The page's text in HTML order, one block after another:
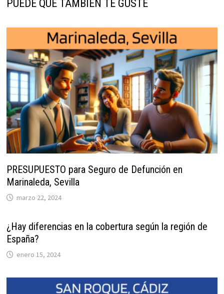
PUEDE QUE TAMBIÉN TE GUSTE
PRESUPUESTO para Seguro de Defunción en
Marinaleda, Sevilla
marzo 22, 2024
¿Hay diferencias en la cobertura según la región de
España?
enero 15, 2024